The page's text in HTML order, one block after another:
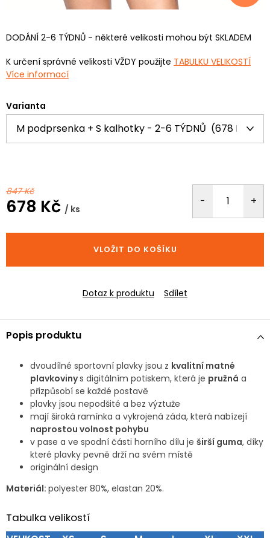
DODÁNÍ 2-6 TÝDNŮ - některé velikosti mohou být SKLADEM
K určení správné velikosti VŽDY použijte TABULKU VELIKOSTÍ
Více informací
Varianta
847 Kč
678 Kč / ks
cena:
VLOŽIT DO KOŠÍKU
Dotaz k produktu Sdílet
Popis produktu
dvoudílné sportovní plavky jsou z kvalitní matné
plavkovinys digitálním potiskem, která je pružná a
přizpůsobí se každé postavě
plavky jsou nepodšité a bez výztuže
mají široká ramínka a vykrojená záda, která nabízejí
naprostou volnost pohybu
v pase a ve spodní části horního dílu je širší guma, díky
které plavky pevně drží na svém místě
originální design
Materiál: polyester 80%, elastan 20%.
Tabulka velikostí